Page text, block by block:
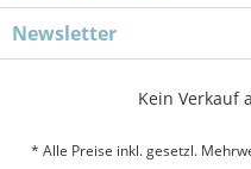
Newsletter
Kein Verkauf
* Alle Preise inkl. gesetzl.